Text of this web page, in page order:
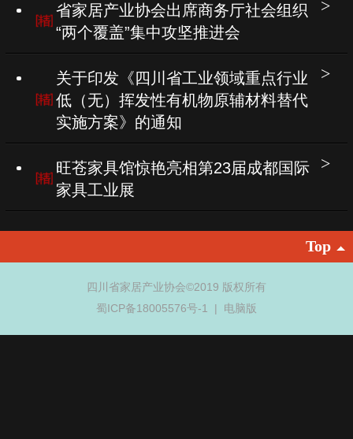
省家居产业协会出席商务厅社会组织
“两个覆盖”集中攻坚推进会
关于印发《四川省工业领域重点行业
低（无）挥发性有机物原辅材料替代
实施方案》的通知
旺苍家具馆惊艳亮相第23届成都国际
家具工业展
Top
四川省家居产业协会©2019 版权所有
蜀ICP备18005576号-1
| 电脑版